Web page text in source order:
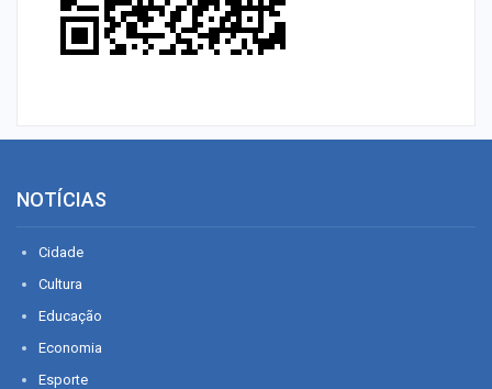
NOTÍCIAS
Cidade
Cultura
Educação
Economia
Esporte